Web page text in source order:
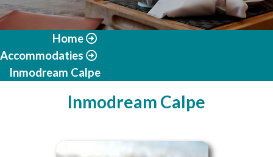
Home
Accommodaties
Inmodream Calpe
Inmodream Calpe